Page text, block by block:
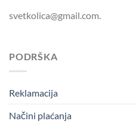
svetkolica@gmail.com.
PODRŠKA
Reklamacija
Načini plaćanja